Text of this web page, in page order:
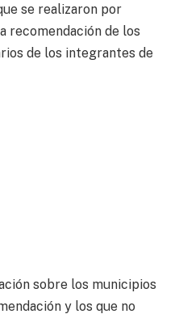
se realizaron por
recomendación de los
de los integrantes de
sobre los municipios
y los que no